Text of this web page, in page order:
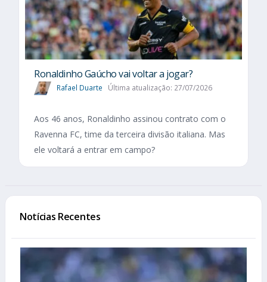
Ronaldinho Gaúcho vai voltar a jogar?
Rafael Duarte Última atualização: 27/07/2026
Aos 46 anos, Ronaldinho assinou contrato com o
Ravenna FC, time da terceira divisão italiana. Mas
ele voltará a entrar em campo?
Notícias Recentes